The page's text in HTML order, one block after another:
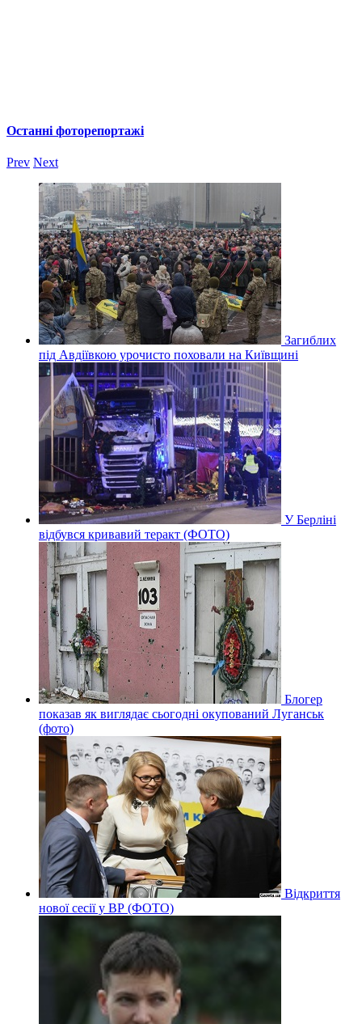
Останні фоторепортажі
Prev Next
Загиблих
під Авдіївкою урочисто поховали на Київщині
У Берліні
відбувся кривавий теракт (ФОТО)
Блогер
показав як виглядає сьогодні окупований Луганськ
(фото)
Відкриття
нової сесії у ВР (ФОТО)